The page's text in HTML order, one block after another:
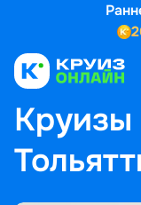
ГЛАВНАЯ •
КРУИЗЫ ИЗ САМАРЫ В